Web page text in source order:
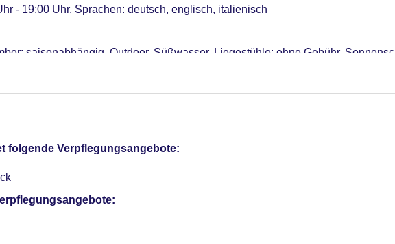
- 19:00 Uhr, Sprachen: deutsch, englisch, italienisch
saisonabhängig, Outdoor, Süßwasser, Liegestühle: ohne Gebühr,
Card / VISA
Appartements: 34
folgende Verpflegungsangebote: